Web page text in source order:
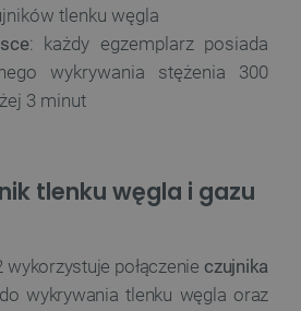
tlenku węgla
: każdy egzemplarz posiada
wykrywania stężenia 300
3 minut
tlenku węgla i gazu
wykorzystuje połączenie czujnika
do wykrywania tlenku węgla oraz